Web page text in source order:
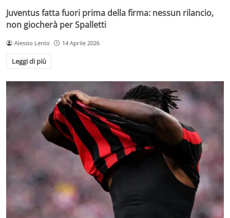
Juventus fatta fuori prima della firma: nessun rilancio,
non giocherà per Spalletti
Alessio Lento 14 Aprile 2026
Leggi di più